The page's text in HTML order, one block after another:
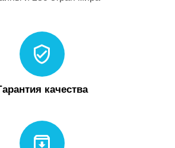
качества